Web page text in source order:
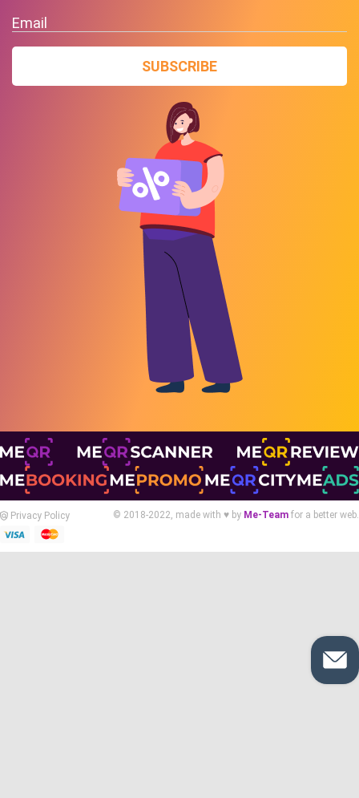
Email
SUBSCRIBE
Privacy Policy © 2018-2022, made with ♥ by Me-Team for a better web.